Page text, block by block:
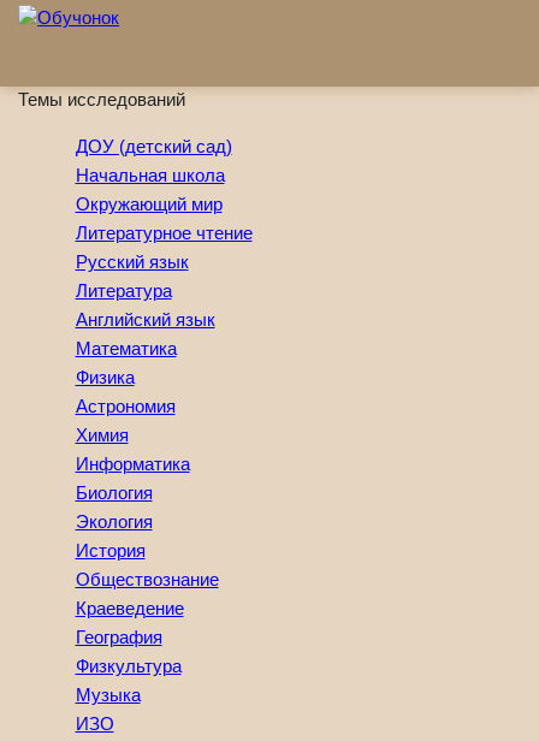
Перейти к основному содержанию
Темы исследований
ДОУ (детский сад)
Начальная школа
Окружающий мир
Литературное чтение
Русский язык
Литература
Английский язык
Математика
Физика
Астрономия
Химия
Информатика
Биология
Экология
История
Обществознание
Краеведение
География
Физкультура
Музыка
ИЗО